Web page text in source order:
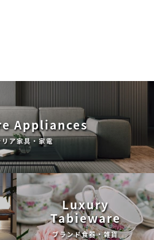
Appliances
リア家具・家電
Luxury
Tabieware
ブランド食器・雑貨